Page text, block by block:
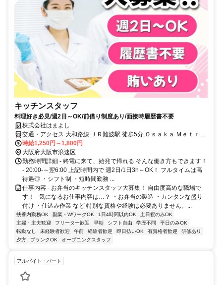
キッチンスタッフ
料理好き必見/週2日～OK/前借り制度あり/面接時履歴書不要
株式会社はまよし
交通・アクセス 大和路線 ＪＲ難波駅 徒歩5分,Ｏｓａｋａ Ｍｅｔｒｏ
千日前線 桜川駅 徒歩6分,阪神なんば線 大阪難波駅 徒歩8分
時給1,250円～1,800円
大阪府大阪市浪速区
勤務時間詳細 - 終電に来て、始発で帰れる そんな働き方もできます！
- 20:00-～翌6:00 上記時間内で 週2日/1日3h～OK！ フルタイムは高
待遇◎ ・シフト制 ・短時間勤務 ...
仕事内容 - お弁当のキッチンスタッフ大募集！ 自由度高めな職場で
す！ - 気になるお仕事内容は…？ ・お弁当の製造 ・カンタンな盛り
付け ・仕込み作業 など 特別な資格や経験は必要ありません。...
扶養内勤務OK 副業・WワークOK 1日4時間以内OK
土日祝のみOK
主婦・主夫歓迎
フリーター歓迎 早朝 シフト自由 学歴不問
平日のみOK
転勤なし
未経験者歓迎 午前 経験者歓迎 即日払いOK 有資格者歓迎
研修あり
夕方
ブランクOK オープニングスタッフ
アルバイト・パート